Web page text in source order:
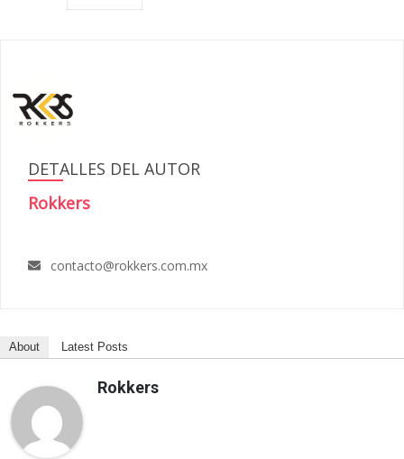
DETALLES DEL AUTOR
Rokkers
contacto@rokkers.com.mx
About Latest Posts
Rokkers